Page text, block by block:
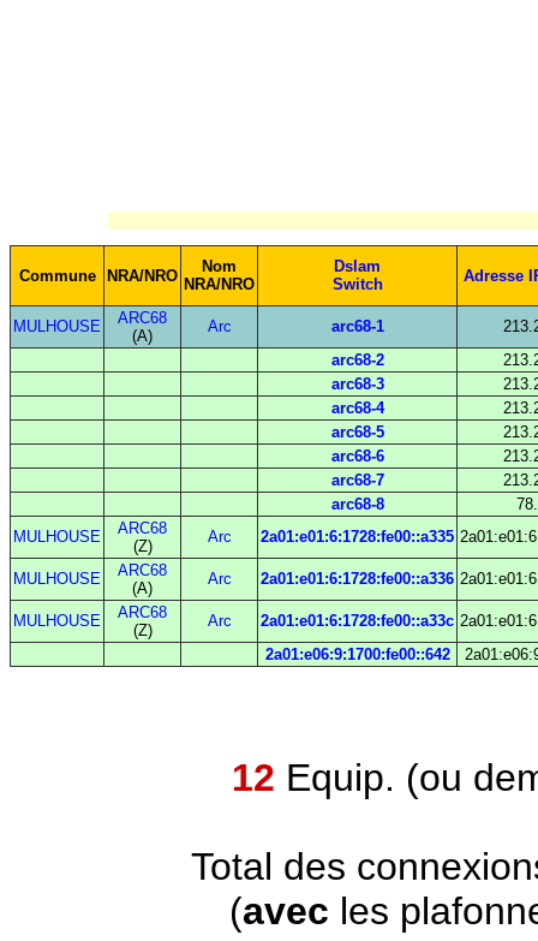
Commune NRA/NRO
Nom
NRA/NRO
Dslam
Switch
Adresse
MULHOUSE
ARC68
(A)
Arc arc68-1
arc68-2
arc68-3
arc68-4
arc68-5
arc68-6
arc68-7
arc68-8
MULHOUSE
ARC68
(Z)
Arc 2a01:e01:6:1728:fe00::a335
MULHOUSE
ARC68
(A)
Arc 2a01:e01:6:1728:fe00::a336
MULHOUSE
ARC68
(Z)
Arc 2a01:e01:6:1728:fe00::a33c
2a01:e06:9:1700:fe00::642
12 Equip. (ou
Total des
(avec les